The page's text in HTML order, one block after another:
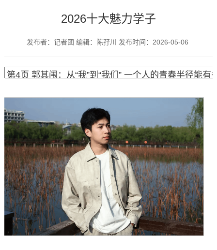
2026十大魅力学子
发布者：记者团 编辑：陈孖川 发布时间：2026-05-06